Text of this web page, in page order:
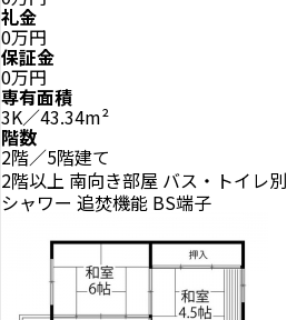
礼金
0万円
保証金
0万円
専有面積
3K／43.34m²
階数
2階／5階建て
2階以上 南向き部屋 バス・トイレ別
シャワー 追焚機能 BS端子